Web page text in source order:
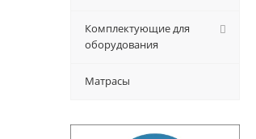
Комплектующие для
оборудования
Матрасы